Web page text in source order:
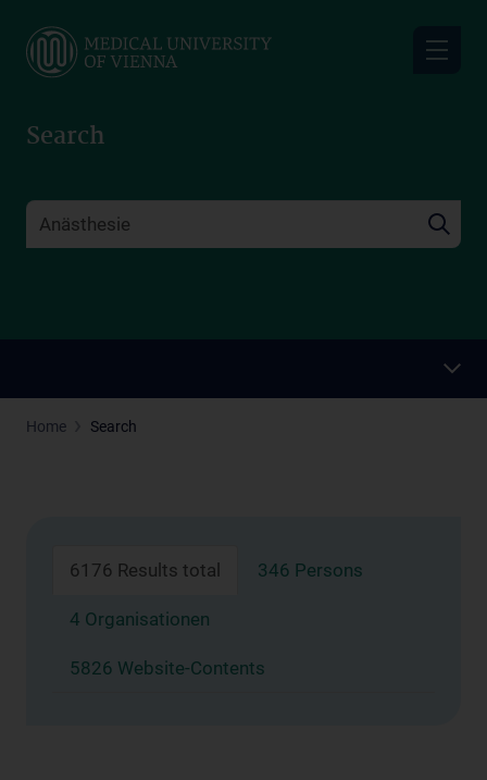
main
Search
Home Search
6176 Results total 346 Persons
4 Organisationen
5826 Website-Contents